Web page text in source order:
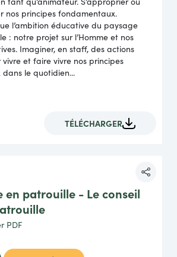
nos principes fondamentaux.
l’ambition éducative du paysage
: notre projet sur l’Homme et nos
Imaginer, en staff, des actions
et faire vivre nos principes
le quotidien...
TÉLÉCHARGER
en patrouille - Le conseil
PDF